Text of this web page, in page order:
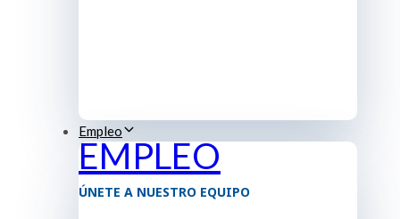
Empleo
EMPLEO
ÚNETE A NUESTRO EQUIPO